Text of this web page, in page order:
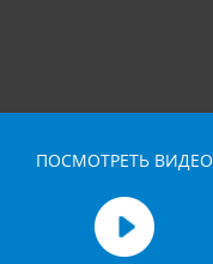
ПОСМОТРЕТЬ ВИДЕО